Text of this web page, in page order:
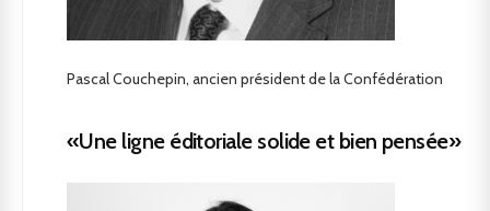
Pascal Couchepin, ancien président de la Confédération
«Une ligne éditoriale solide et bien pensée»